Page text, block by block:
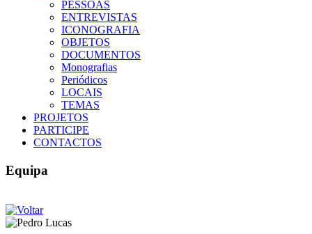
PESSOAS
ENTREVISTAS
ICONOGRAFIA
OBJETOS
DOCUMENTOS
Monografias
Periódicos
LOCAIS
TEMAS
PROJETOS
PARTICIPE
CONTACTOS
Equipa